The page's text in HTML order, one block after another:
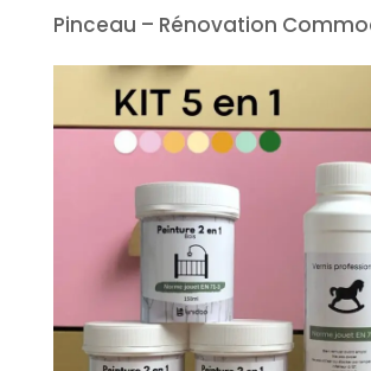
Pinceau – Rénovation